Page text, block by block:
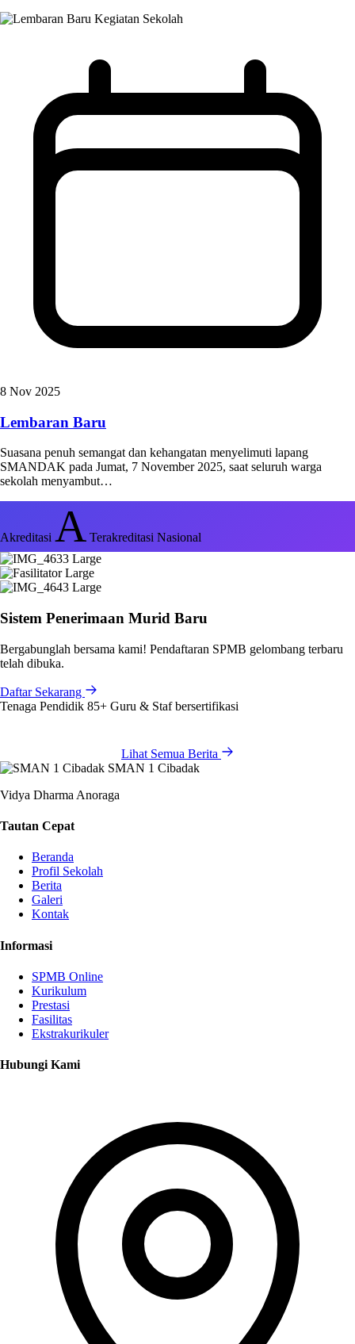
Kegiatan Sekolah
8 Nov 2025
Lembaran Baru
Suasana penuh semangat dan kehangatan menyelimuti lapang
SMANDAK pada Jumat, 7 November 2025, saat seluruh warga
sekolah menyambut…
Akreditasi A Terakreditasi Nasional
Sistem Penerimaan Murid Baru
Bergabunglah bersama kami! Pendaftaran SPMB gelombang terbaru
telah dibuka.
Daftar Sekarang
Tenaga Pendidik 85+ Guru & Staf bersertifikasi
Lihat Semua Berita
SMAN 1 Cibadak
Vidya Dharma Anoraga
Tautan Cepat
Beranda
Profil Sekolah
Berita
Galeri
Kontak
Informasi
SPMB Online
Kurikulum
Prestasi
Fasilitas
Ekstrakurikuler
Hubungi Kami